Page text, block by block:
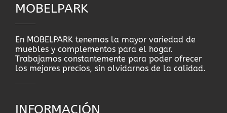
MOBELPARK
En MOBELPARK tenemos la mayor variedad de
muebles y complementos para el hogar.
Trabajamos constantemente para poder ofrecer
los mejores precios, sin olvidarnos de la calidad.
INFORMACIÓN